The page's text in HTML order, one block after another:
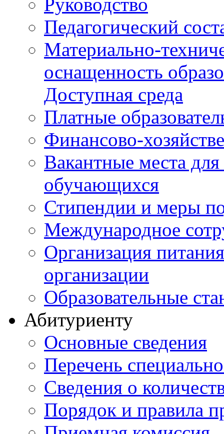
Педагогический
Материально-
оснащенность
Доступная среда
Платные
Финансово-
Вакантные места
обучающихся
Стипендии и меры
Международное
Организация
организации
Образовательные
Абитуриенту
Основные сведения
Перечень
Cведения о
Порядок и правила